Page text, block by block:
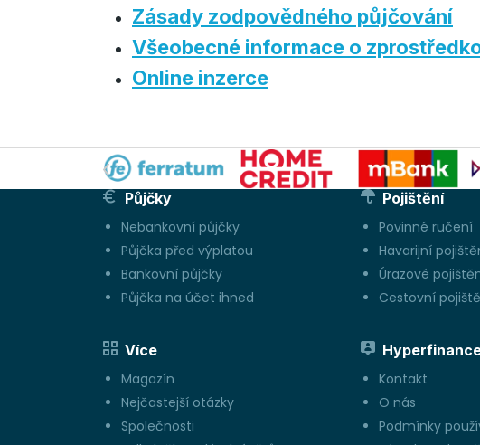
Zásady zodpovědného půjčování
Všeobecné informace o
Online inzerce
Půjčky
Nebankovní půjčky
Půjčka před výplatou
Bankovní půjčky
Půjčka na účet ihned
Pojištění
Povinné ručení
Havarijní
Úrazové
Cestovní
Více
Magazín
Nejčastejší otázky
Společnosti
Kontakt
O nás
Podmínky